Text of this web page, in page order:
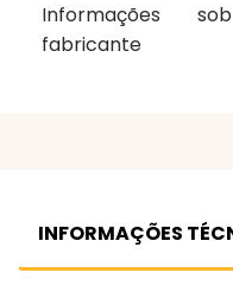
Informações
fabricante
INFORMAÇÕES